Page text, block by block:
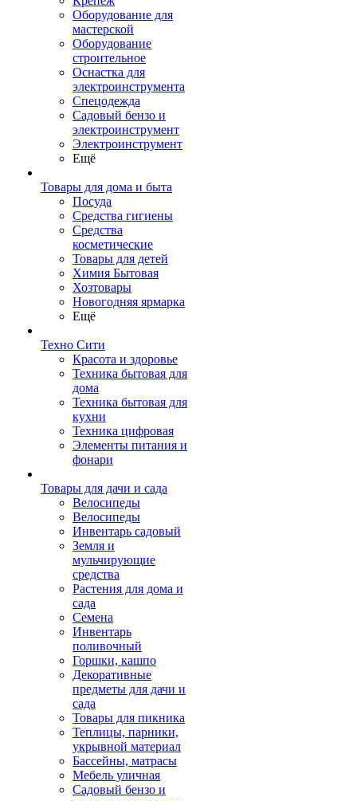
Оборудование для
мастерской
Оборудование
строительное
Оснастка для
электроинструмента
Спецодежда
Садовый бензо и
электроинструмент
Электроинструмент
Ещё
Товары для дома и быта
Посуда
Средства гигиены
Средства
косметические
Товары для детей
Химия Бытовая
Хозтовары
Новогодняя ярмарка
Ещё
Техно Сити
Красота и здоровье
Техника бытовая для
дома
Техника бытовая для
кухни
Техника цифровая
Элементы питания и
фонари
Товары для дачи и сада
Велосипеды
Велосипеды
Инвентарь садовый
Земля и
мульчирующие
средства
Растения для дома и
сада
Семена
Инвентарь
поливочный
Горшки, кашпо
Декоративные
предметы для дачи и
сада
Товары для пикника
Теплицы, парники,
укрывной материал
Бассейны, матрасы
Мебель уличная
Садовый бензо и